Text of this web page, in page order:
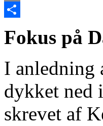
Email
Fokus på
I anledning
dykket ned
skrevet af